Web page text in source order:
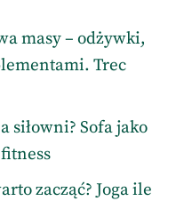
masy – odżywki,
Trec
siłowni? Sofa jako
zacząć? Joga ile